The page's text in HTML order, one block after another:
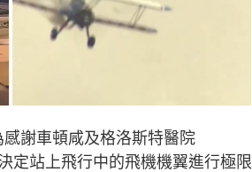
謝車頓咸及格洛斯特醫院
定站上飛行中的飛機機翼進行極限